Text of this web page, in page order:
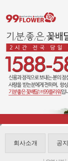
회사소개 공